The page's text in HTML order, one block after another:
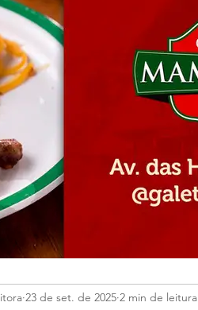
23 de set. de 2025 2 min de leitura